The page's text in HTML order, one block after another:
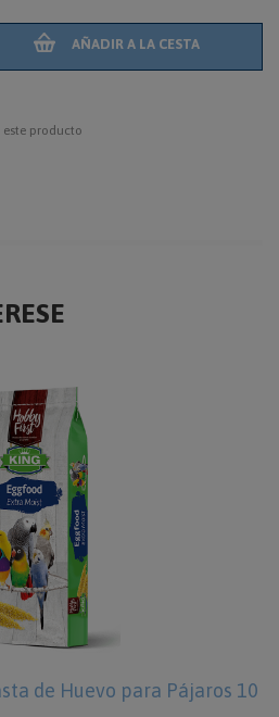
AÑADIR A LA CESTA
este producto
de Huevo para Pájaros 10